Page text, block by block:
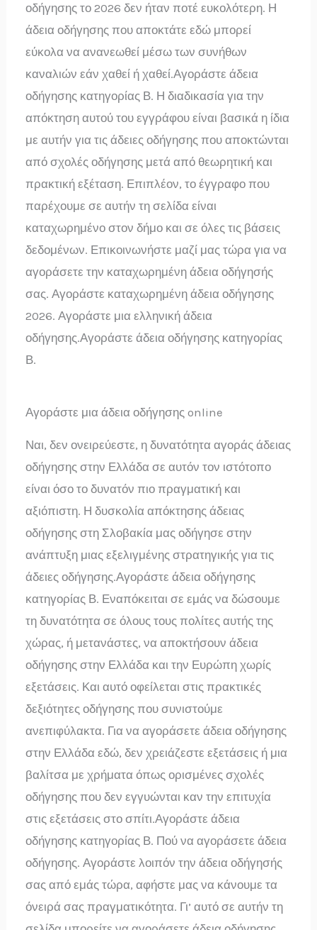
οδήγησης το 2026 δεν ήταν ποτέ ευκολότερη. Η
άδεια οδήγησης που αποκτάτε εδώ μπορεί
εύκολα να ανανεωθεί μέσω των συνήθων
καναλιών εάν χαθεί ή χαθεί.Αγοράστε άδεια
οδήγησης κατηγορίας Β. Η διαδικασία για την
απόκτηση αυτού του εγγράφου είναι βασικά η ίδια
με αυτήν για τις άδειες οδήγησης που αποκτώνται
από σχολές οδήγησης μετά από θεωρητική και
πρακτική εξέταση. Επιπλέον, το έγγραφο που
παρέχουμε σε αυτήν τη σελίδα είναι
καταχωρημένο στον δήμο και σε όλες τις βάσεις
δεδομένων. Επικοινωνήστε μαζί μας τώρα για να
αγοράσετε την καταχωρημένη άδεια οδήγησής
σας. Αγοράστε καταχωρημένη άδεια οδήγησης
2026. Αγοράστε μια ελληνική άδεια
οδήγησης.Αγοράστε άδεια οδήγησης κατηγορίας
Β.
Αγοράστε μια άδεια οδήγησης online
Ναι, δεν ονειρεύεστε, η δυνατότητα αγοράς άδειας
οδήγησης στην Ελλάδα σε αυτόν τον ιστότοπο
είναι όσο το δυνατόν πιο πραγματική και
αξιόπιστη. Η δυσκολία απόκτησης άδειας
οδήγησης στη Σλοβακία μας οδήγησε στην
ανάπτυξη μιας εξελιγμένης στρατηγικής για τις
άδειες οδήγησης.Αγοράστε άδεια οδήγησης
κατηγορίας Β. Εναπόκειται σε εμάς να δώσουμε
τη δυνατότητα σε όλους τους πολίτες αυτής της
χώρας, ή μετανάστες, να αποκτήσουν άδεια
οδήγησης στην Ελλάδα και την Ευρώπη χωρίς
εξετάσεις. Και αυτό οφείλεται στις πρακτικές
δεξιότητες οδήγησης που συνιστούμε
ανεπιφύλακτα. Για να αγοράσετε άδεια οδήγησης
στην Ελλάδα εδώ, δεν χρειάζεστε εξετάσεις ή μια
βαλίτσα με χρήματα όπως ορισμένες σχολές
οδήγησης που δεν εγγυώνται καν την επιτυχία
στις εξετάσεις στο σπίτι.Αγοράστε άδεια
οδήγησης κατηγορίας Β. Πού να αγοράσετε άδεια
οδήγησης. Αγοράστε λοιπόν την άδεια οδήγησής
σας από εμάς τώρα, αφήστε μας να κάνουμε τα
όνειρά σας πραγματικότητα. Γι’ αυτό σε αυτήν τη